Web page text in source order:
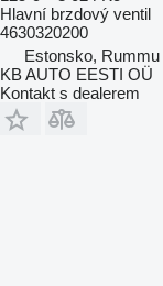
Hlavní brzdový ventil
4630320200
Estonsko, Rummu
KB AUTO EESTI OÜ
Kontakt s dealerem